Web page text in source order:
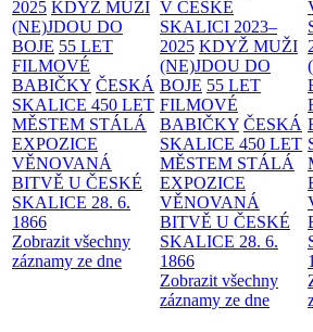
2025 KDYŽ MUŽI
(NE)JDOU DO
BOJE 55 LET
FILMOVÉ
BABIČKY ČESKÁ
SKALICE 450 LET
MĚSTEM STÁLÁ
EXPOZICE
VĚNOVANÁ
BITVĚ U ČESKÉ
SKALICE 28. 6.
1866
Zobrazit všechny
záznamy ze dne
V ČESKÉ
SKALICI 2023–
2025 KDYŽ MUŽI
(NE)JDOU DO
BOJE 55 LET
FILMOVÉ
BABIČKY ČESKÁ
SKALICE 450 LET
MĚSTEM STÁLÁ
EXPOZICE
VĚNOVANÁ
BITVĚ U ČESKÉ
SKALICE 28. 6.
1866
Zobrazit všechny
záznamy ze dne